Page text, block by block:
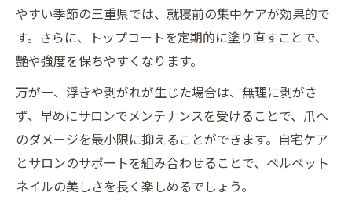
やすい季節の三重県では、就寝前の集中ケアが効果的で
す。さらに、トップコートを定期的に塗り直すことで、
艶や強度を保ちやすくなります。
万が一、浮きや剥がれが生じた場合は、無理に剥がさ
ず、早めにサロンでメンテナンスを受けることで、爪へ
のダメージを最小限に抑えることができます。自宅ケア
とサロンのサポートを組み合わせることで、ベルベット
ネイルの美しさを長く楽しめるでしょう。